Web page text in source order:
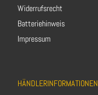
Widerrufsrecht
Batteriehinweis
Impressum
HÄNDLERINFORMATIONEN